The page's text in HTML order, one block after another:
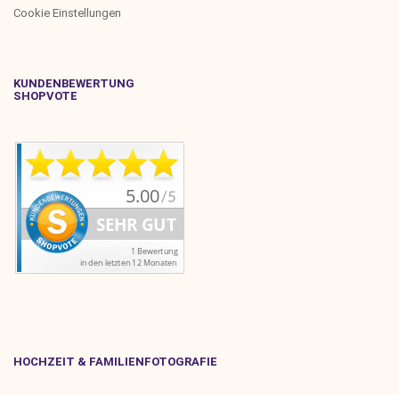
Cookie Einstellungen
KUNDENBEWERTUNG
SHOPVOTE
HOCHZEIT & FAMILIENFOTOGRAFIE